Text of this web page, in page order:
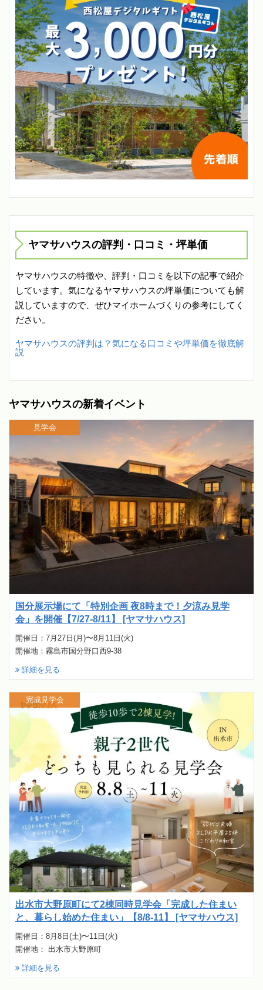
ヤマサハウスの評判・口コミ・坪単価
ヤマサハウスの特徴や、評判・口コミを以下の記事で紹介
しています。気になるヤマサハウスの坪単価についても解
説していますので、ぜひマイホームづくりの参考にしてく
ださい。
ヤマサハウスの評判は？気になる口コミや坪単価を徹底解
説
ヤマサハウスの新着イベント
国分展示場にて「特別企画 夜8時まで！夕涼み見学
会」を開催【7/27-8/11】 [ヤマサハウス]
開催日：7月27日(月)〜8月11日(火)
開催地：霧島市国分野口西9-38
詳細を見る
見学会
出水市大野原町にて2棟同時見学会「完成した住まい
と、暮らし始めた住まい」【8/8-11】 [ヤマサハウス]
開催日：8月8日(土)〜11日(火)
開催地： 出水市大野原町
詳細を見る
完成見学会